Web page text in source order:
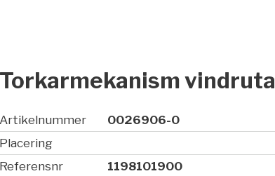
Torkarmekanism vindruta
Artikelnummer
0026906-0
Placering
Referensnr
1198101900